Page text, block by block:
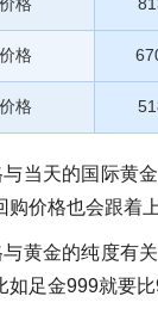
格
格
当天的国际黄
价格也会跟着上
黄金的纯度有
如足金999就要